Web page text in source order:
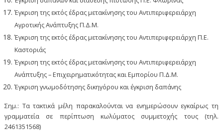
Έγκριση της εκτός έδρας μετακίνησης του Αντιπεριφερειάρχη
Αγροτικής Ανάπτυξης Π.Δ.Μ.
Έγκριση της εκτός έδρας μετακίνησης του Αντιπεριφερειάρχη Π.Ε.
Καστοριάς
Έγκριση της εκτός έδρας μετακίνησης του Αντιπεριφερειάρχη
Ανάπτυξης – Επιχειρηματικότητας και Εμπορίου Π.Δ.Μ.
Έγκριση γνωμοδότησης δικηγόρου και έγκριση δαπάνης
Σημ.: Τα τακτικά μέλη παρακαλούνται να ενημερώσουν εγκαίρως τη
γραμματεία σε περίπτωση κωλύματος συμμετοχής τους (τηλ.
2461351568)